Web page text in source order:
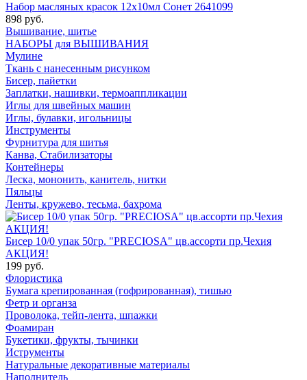
Набор масляных красок 12х10мл Сонет 2641099
898 руб.
Вышивание, шитье
НАБОРЫ для ВЫШИВАНИЯ
Мулине
Ткань с нанесенным рисунком
Бисер, пайетки
Заплатки, нашивки, термоаппликации
Иглы для швейных машин
Иглы, булавки, игольницы
Инструменты
Фурнитура для шитья
Канва, Стабилизаторы
Контейнеры
Леска, мононить, канитель, нитки
Пяльцы
Ленты, кружево, тесьма, бахрома
Бисер 10/0 упак 50гр. "PRECIOSA" цв.ассорти пр.Чехия
АКЦИЯ!
199 руб.
Флористика
Бумага крепированная (гофрированная), тишью
Фетр и органза
Проволока, тейп-лента, шпажки
Фоамиран
Букетики, фрукты, тычинки
Иструменты
Натуральные декоративные материалы
Наполнитель